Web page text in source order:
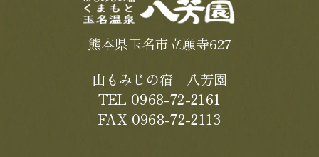
熊本県玉名市立願寺627
山もみじの宿 八芳園
TEL 0968-72-2161
FAX 0968-72-2113